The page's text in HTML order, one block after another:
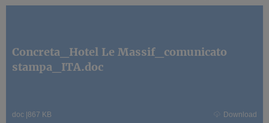
Concreta_Hotel Le Massif_comunicato
stampa_ITA.doc
doc 867 KB Download